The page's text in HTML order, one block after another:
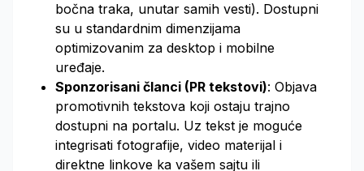
bočna traka, unutar samih vesti). Dostupni
su u standardnim dimenzijama
optimizovanim za desktop i mobilne
uređaje.
Sponzorisani članci (PR tekstovi): Objava
promotivnih tekstova koji ostaju trajno
dostupni na portalu. Uz tekst je moguće
integrisati fotografije, video materijal i
direktne linkove ka vašem sajtu ili